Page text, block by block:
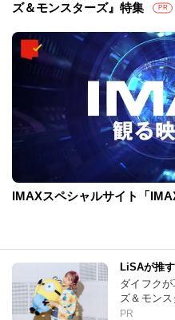
ズ＆モンスターズ』特集
PR
IMAXスペシャルサイト「
LiSAが推
ダイフク
ズ＆モン
PR